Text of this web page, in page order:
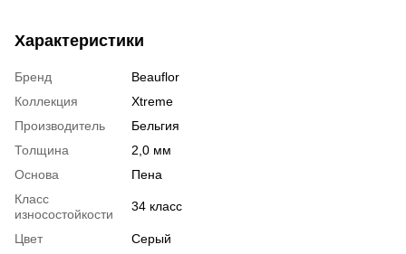
Характеристики
Бренд
Beauflor
Коллекция
Xtreme
Производитель
Бельгия
Толщина
2,0 мм
Основа
Пена
Класс
износостойкости
34 класс
Цвет
Серый